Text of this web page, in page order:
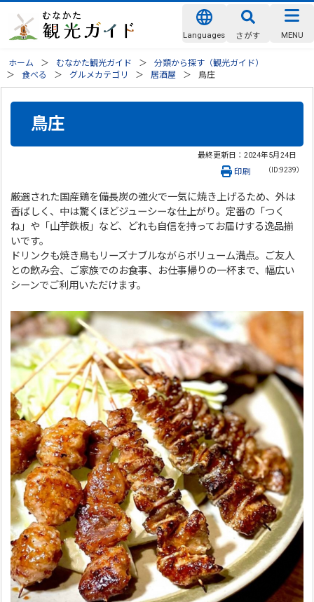
Languages さがす MENU
ホーム むなかた観光ガイド
分類から探す（観光ガイド）
食べる
グルメカテゴリ 居酒屋 鳥庄
鳥庄
最終更新日： 2024年5月24日
（ID:9239）
印刷
厳選された国産鶏を備長炭の強火で一気に焼き上げるため、外は
香ばしく、中は驚くほどジューシーな仕上がり。定番の「つく
ね」や「山芋鉄板」など、どれも自信を持ってお届けする逸品揃
いです。
ドリンクも焼き鳥もリーズナブルながらボリューム満点。ご友人
との飲み会、ご家族でのお食事、お仕事帰りの一杯まで、幅広い
シーンでご利用いただけます。